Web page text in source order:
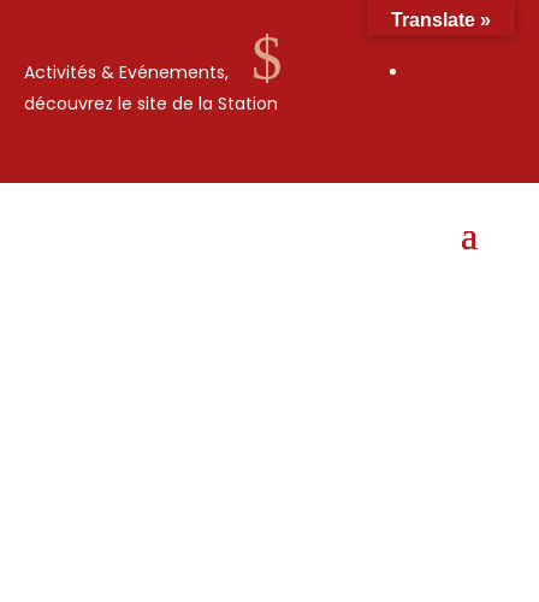
$
Activités & Evénements,
découvrez le site de la Station
Translate »